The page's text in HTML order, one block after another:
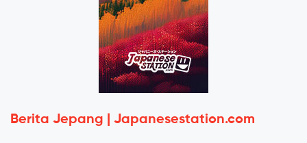
Berita Jepang | Japanesestation.com